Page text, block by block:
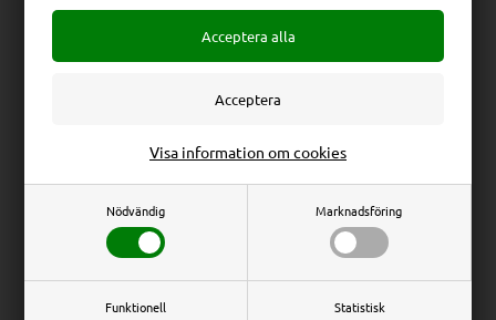
Nödvändig Marknadsföring
Funktionell Statistisk
Visa information om cookies
Försändelsesavgift
96,00
Subtotal exkl. moms
Klicka på "Jag godkänner villkoren" för att bekräfta att du
har läst och accepterat handelsvillkoren.
Klicka här för att läsa våra Handelsvillkor
Företag
Alla priser är exkl. moms
Privat
Alla priser är inkl. moms